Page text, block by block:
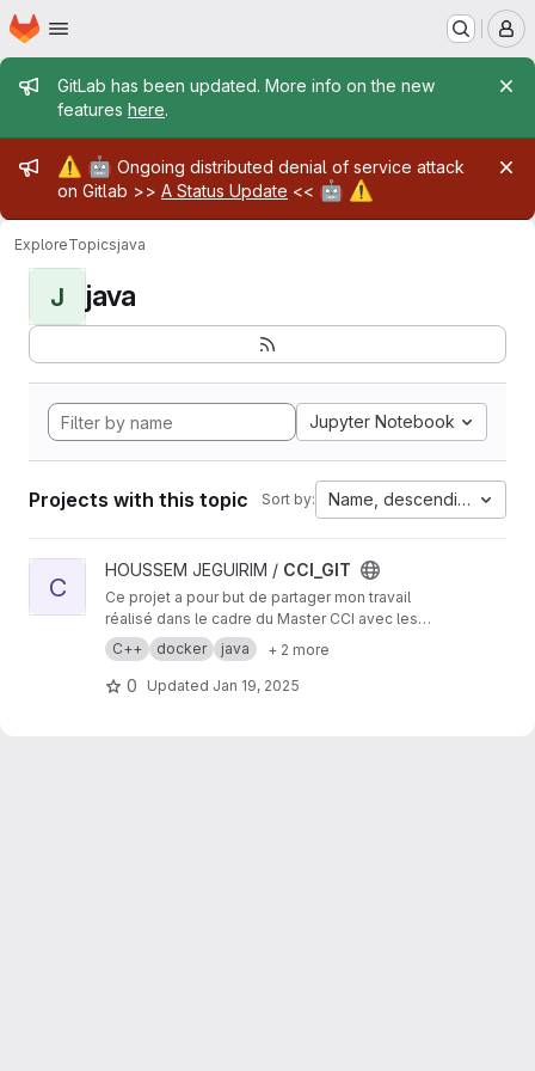
Skip to main content
Homepage
Admin message
GitLab has been updated. More info on the new
features here.
Admin message
⚠️ 🤖 Ongoing distributed denial of service attack
on Gitlab >> A Status Update << 🤖 ⚠️
ExploreTopicsjava
J java
Jupyter Notebook
Projects with this topic Sort by: Name, descending
View CCI_GIT project
C
HOUSSEM JEGUIRIM / CCI_GIT
Ce projet a pour but de partager mon travail
réalisé dans le cadre du Master CCI avec les
professeurs, mes camarades de promotion,
ainsi que les futurs étudiants de ce Master.
C++ docker java + 2 more
0 Updated Jan 19, 2025